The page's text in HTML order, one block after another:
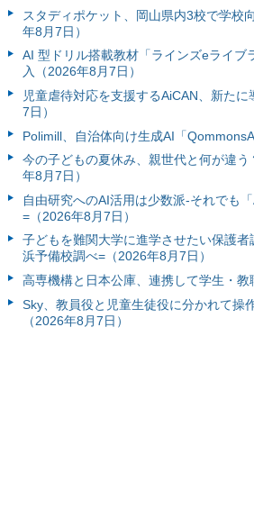
スタディポケット、岡山県内3校で学校
年8月7日）
AI 型ドリル搭載教材「ラインズeライ
入（2026年8月7日）
児童虐待対応を支援するAiCAN、新た
7日）
Polimill、自治体向け生成AI「
今の子どもの夏休み、親世代と何が違
年8月7日）
自由研究へのAI活用は少数派-それでも
=（2026年8月7日）
子どもを難関大学に進学させたい保護
浜予備校調べ=（2026年8月7日）
高専機構と日本公庫、連携して学生・
Sky、教員役と児童生徒役に分かれて操
（2026年8月7日）